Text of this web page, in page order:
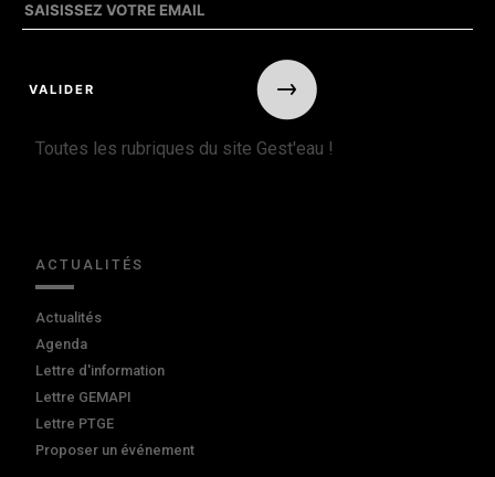
Toutes les rubriques du site Gest'eau !
ACTUALITÉS
Actualités
Agenda
Lettre d'information
Lettre GEMAPI
Lettre PTGE
Proposer un événement